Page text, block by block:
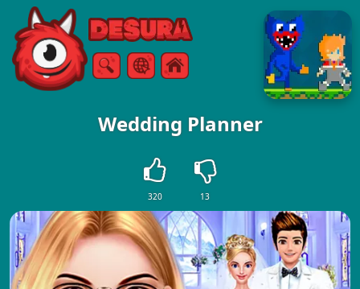
Free Online Games
Søg Menu
Wedding Planner
320 13